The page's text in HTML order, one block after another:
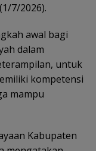
7/2026).
awal bagi
dalam
untuk
kompetensi
mampu
Kabupaten